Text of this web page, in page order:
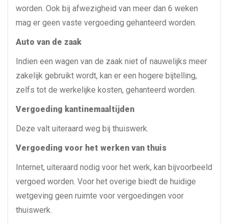
worden. Ook bij afwezigheid van meer dan 6 weken
mag er geen vaste vergoeding gehanteerd worden.
Auto van de zaak
Indien een wagen van de zaak niet of nauwelijks meer
zakelijk gebruikt wordt, kan er een hogere bijtelling,
zelfs tot de werkelijke kosten, gehanteerd worden.
Vergoeding kantinemaaltijden
Deze valt uiteraard weg bij thuiswerk.
Vergoeding voor het werken van thuis
Internet, uiteraard nodig voor het werk, kan bijvoorbeeld
vergoed worden. Voor het overige biedt de huidige
wetgeving geen ruimte voor vergoedingen voor
thuiswerk.